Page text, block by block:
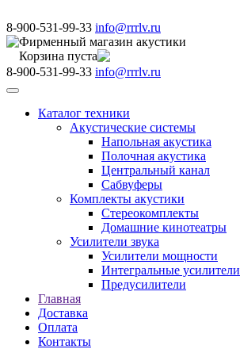
8-900-531-99-33 info@rrrlv.ru
Фирменный магазин акустики
Корзина пуста
8-900-531-99-33 info@rrrlv.ru
Меню
Каталог техники
Акустические системы
Напольная акустика
Полочная акустика
Центральный канал
Сабвуферы
Комплекты акустики
Стереокомплекты
Домашние кинотеатры
Усилители звука
Усилители мощности
Интегральные усилители
Предусилители
Главная
Доставка
Оплата
Контакты